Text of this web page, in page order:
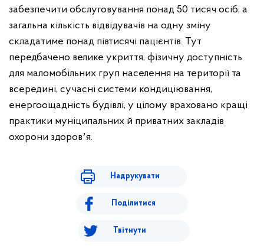
забезпечити обслуговування понад 50 тисяч осіб, а
загальна кількість відвідувачів на одну зміну
складатиме понад півтисячі пацієнтів. Тут
передбачено велике укриття, фізичну доступність
для маломобільних груп населення на території та
всередині, сучасні системи кондиціювання,
енергоощадність будівлі, у цілому враховано кращі
практики муніципальних й приватних закладів
охорони здоровʼя.
Надрукувати
Поділитися
Твітнути